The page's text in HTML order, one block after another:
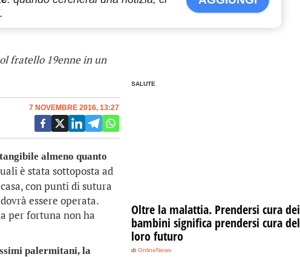
fratello 19enne in un
7 NOVEMBRE 2016, 13:27
almeno quanto
è stata sottoposta ad
con punti di sutura
essere operata.
per fortuna non ha
palermitani, la
SALUTE
Oltre la malattia. Prendersi cura dei
bambini significa prendersi cura del
loro futuro
di OnlineNews